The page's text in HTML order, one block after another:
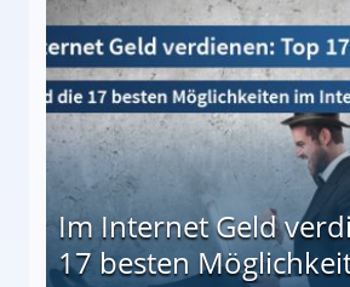
Im Internet Geld
17 besten